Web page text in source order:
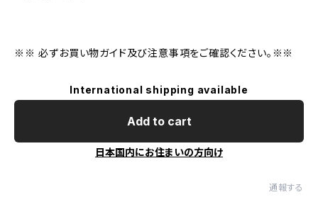
※※ 必ずお買い物ガイド及び注意事項をご確認ください。※※
International shipping available
Add to cart
日本国内にお住まいの方向け
通報する